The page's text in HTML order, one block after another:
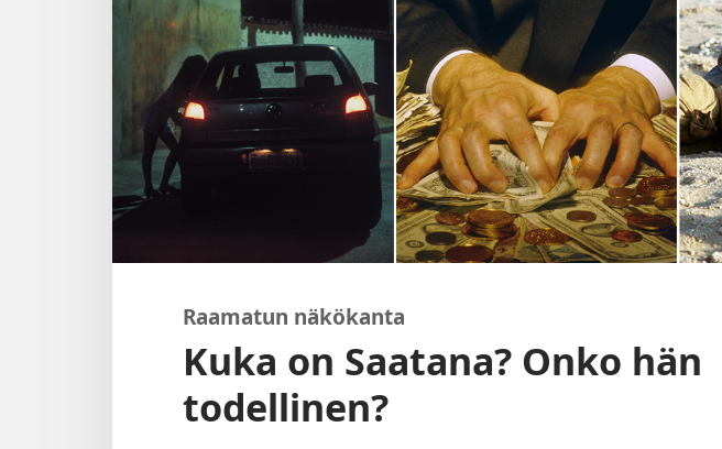
Raamatun näkökanta
Kuka on Saatana? Onko hän
todellinen?